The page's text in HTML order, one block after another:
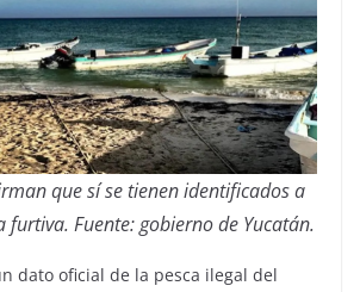
que sí se tienen identificados a
furtiva. Fuente: gobierno de Yucatán.
dato oficial de la pesca ilegal del